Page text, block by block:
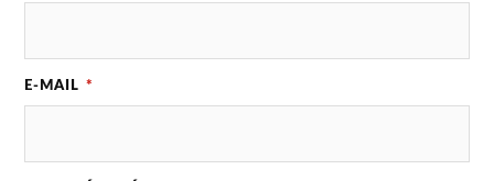
E-MAIL *